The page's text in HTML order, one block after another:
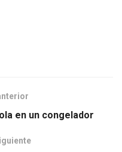
en un congelador